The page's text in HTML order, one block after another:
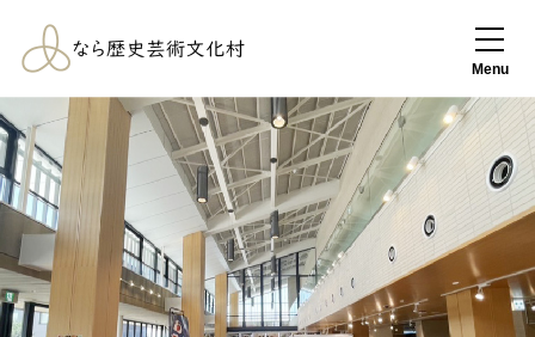
なら歴史芸術文化
村
Menu